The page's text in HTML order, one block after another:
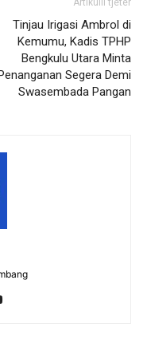
Tinjau Irigasi Ambrol di
Kemumu, Kadis TPHP
Bengkulu Utara Minta
Segera Demi
Swasembada Pangan